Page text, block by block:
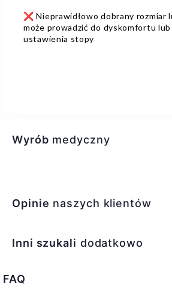
❌ Nieprawidłowo dobrany rozmiar
może prowadzić do dyskomfortu
ustawienia stopy
Wyrób medyczny
Opinie naszych klientów
Inni szukali dodatkowo
FAQ